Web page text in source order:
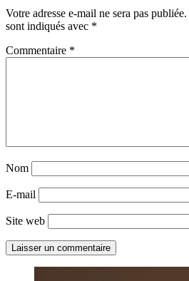
Votre adresse e-mail ne sera pas publiée.
sont indiqués avec *
Commentaire *
Nom
E-mail
Site web